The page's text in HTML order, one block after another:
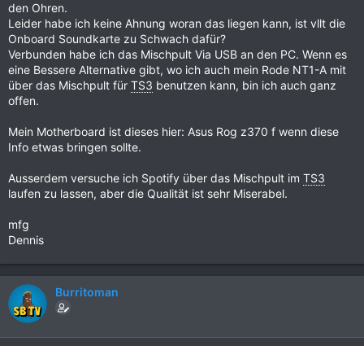
den Ohren.
Leider habe ich keine Ahnung woran das liegen kann, ist vllt die
Onboard Soundkarte zu Schwach dafür?
Verbunden habe ich das Mischpult Via USB an den PC. Wenn es
eine Bessere Alternative gibt, wo ich auch mein Rode NT1-A mit
über das Mischpult für TS3 benutzen kann, bin ich auch ganz
offen.
Mein Motherboard ist dieses hier: Asus Rog z370 f wenn diese
Info etwas bringen sollte.
Ausserdem versuche ich Spotify über das Mischpult im TS3
laufen zu lassen, aber die Qualität ist sehr Miserabel.
mfg
Dennis
Burritoman